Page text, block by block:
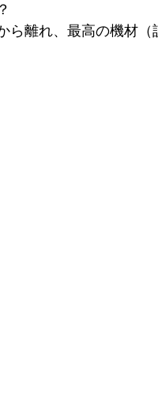
ら離れ、最高の機材